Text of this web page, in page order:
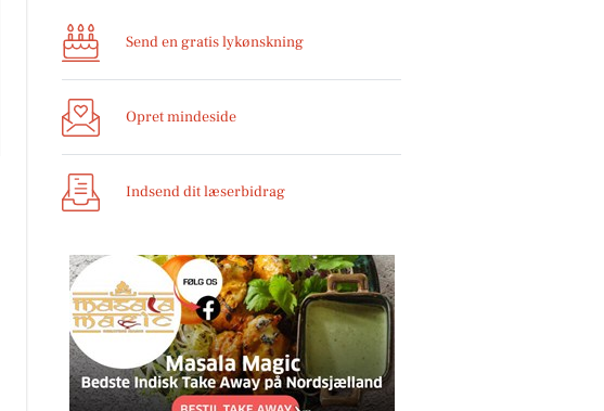
Send en gratis lykønskning
Opret mindeside
Indsend dit læserbidrag